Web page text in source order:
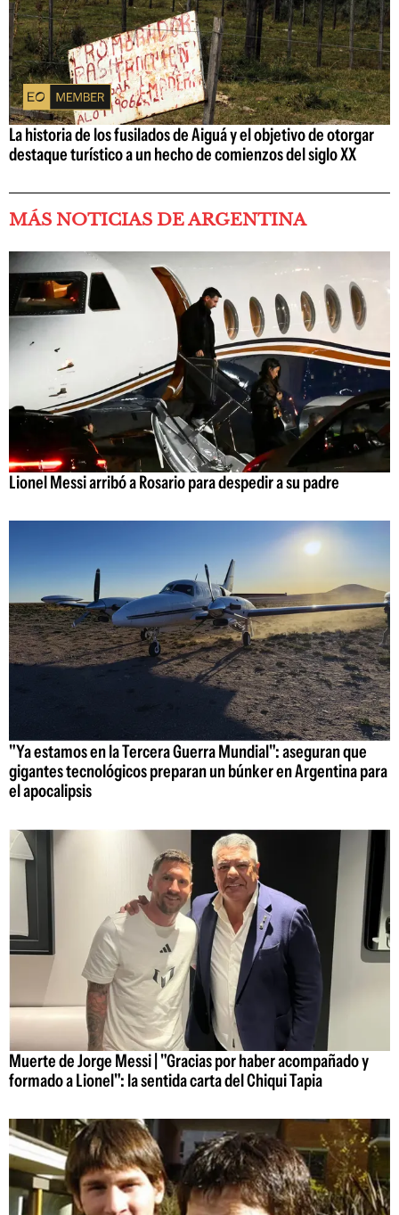
La historia de los fusilados de Aiguá y el objetivo de otorgar
destaque turístico a un hecho de comienzos del siglo XX
MÁS NOTICIAS DE ARGENTINA
Lionel Messi arribó a Rosario para despedir a su padre
"Ya estamos en la Tercera Guerra Mundial": aseguran que
gigantes tecnológicos preparan un búnker en Argentina para
el apocalipsis
Muerte de Jorge Messi | "Gracias por haber acompañado y
formado a Lionel": la sentida carta del Chiqui Tapia